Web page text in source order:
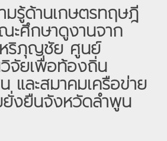
มรู้ด้านเกษตรทฤษฎี
ะศึกษาดูงานจาก
ริภุญชัย ศูนย์
จัยเพื่อท้องถิ่น
และสมาคมเครือข่าย
ยั่งยืนจังหวัดลำพูน